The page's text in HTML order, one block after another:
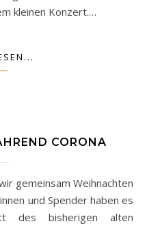
kleinen Konzert.…
CORONA
und Spender haben es
des bisherigen alten